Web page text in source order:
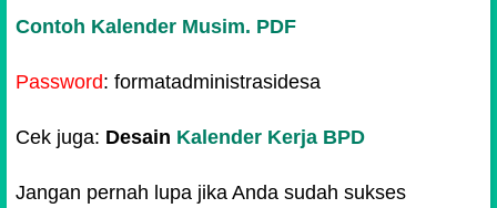
Contoh Kalender Musim. PDF
Password: formatadministrasidesa
Cek juga: Desain Kalender Kerja BPD
Jangan pernah lupa jika Anda sudah sukses